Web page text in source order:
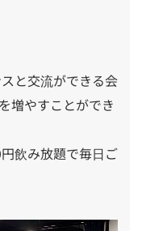
と交流ができる会
増やすことができ
飲み放題で毎日ご